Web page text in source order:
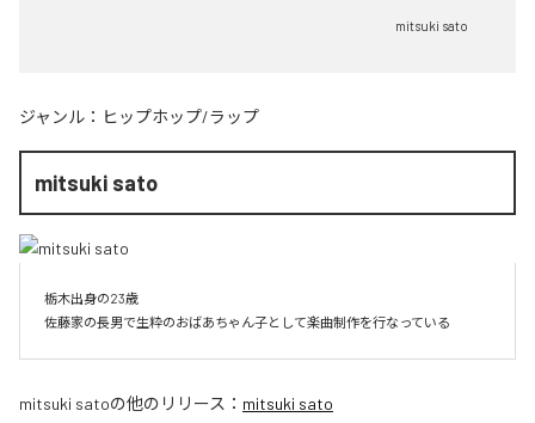
mitsuki sato
ジャンル： ヒップホップ/ラップ
mitsuki sato
栃木出身の23歳
佐藤家の長男で生粋のおばあちゃん子として楽曲制作を行なっている
mitsuki satoの他のリリース： mitsuki sato